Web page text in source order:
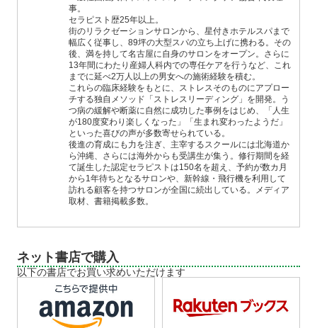
事。
セラピスト歴25年以上。
街のリラクゼーションサロンから、星付きホテルスパまで
幅広く従事し、89坪の大型スパの立ち上げに携わる。その
後、満を持して名古屋に自身のサロンをオープン。さらに
13年間にわたり産婦人科内での専任ケアを行うなど、これ
までに延べ2万人以上の男女への施術経験を積む。
これらの臨床経験をもとに、ストレスそのものにアプロー
チする独自メソッド「ストレスリーディング」を開発。う
つ病の緩解や断薬に自然に成功した事例をはじめ、「人生
が180度変わり楽しくなった」「生まれ変わったようだ」
といった喜びの声が多数寄せられている。
後進の育成にも力を注ぎ、主宰するスクールには北海道か
ら沖縄、さらには海外からも受講生が集う。修行期間を経
て誕生した認定セラピストは150名を超え、予約が数カ月
から1年待ちとなるサロンや、新幹線・飛行機を利用して
訪れる顧客を持つサロンが全国に続出している。メディア
取材、書籍掲載多数。
ネット書店で購入
以下の書店でお買い求めいただけます